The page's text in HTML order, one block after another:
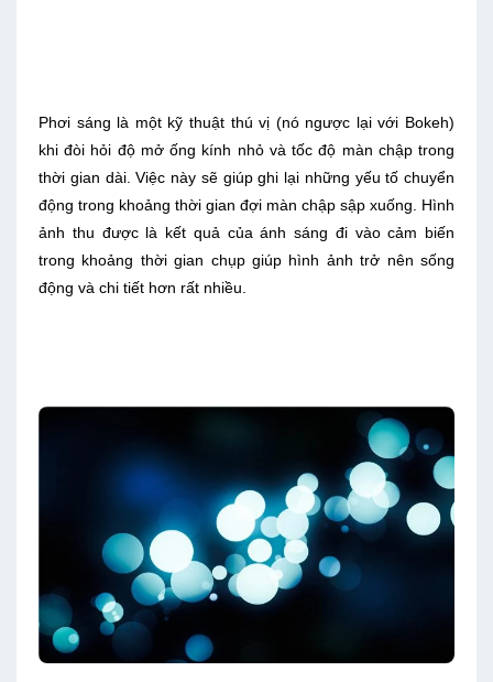
Phơi sáng là một kỹ thuật thú vị (nó ngược lại với Bokeh)
khi đòi hỏi độ mở ống kính nhỏ và tốc độ màn chập trong
thời gian dài. Việc này sẽ giúp ghi lại những yếu tố chuyển
động trong khoảng thời gian đợi màn chập sập xuống. Hình
ảnh thu được là kết quả của ánh sáng đi vào cảm biến
trong khoảng thời gian chụp giúp hình ảnh trở nên sống
động và chi tiết hơn rất nhiều.